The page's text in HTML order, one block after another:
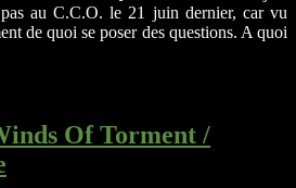
au C.C.O. le 21 juin dernier, car vu
de quoi se poser des questions. A quoi
Of Torment /